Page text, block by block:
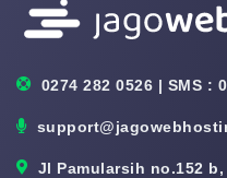
0274 282 0526 | SMS :
Jl Pamularsih no.152